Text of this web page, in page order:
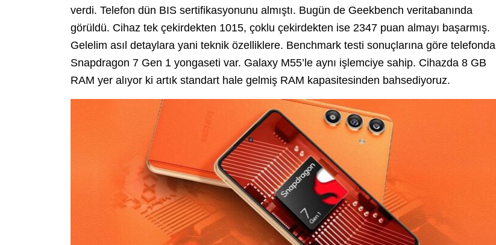
verdi. Telefon dün BIS sertifikasyonunu almıştı. Bugün de Geekbench veritabanında
görüldü. Cihaz tek çekirdekten 1015, çoklu çekirdekten ise 2347 puan almayı başarmış.
Gelelim asıl detaylara yani teknik özelliklere. Benchmark testi sonuçlarına göre telefonda
Snapdragon 7 Gen 1 yongaseti var. Galaxy M55’le aynı işlemciye sahip. Cihazda 8 GB
RAM yer alıyor ki artık standart hale gelmiş RAM kapasitesinden bahsediyoruz.